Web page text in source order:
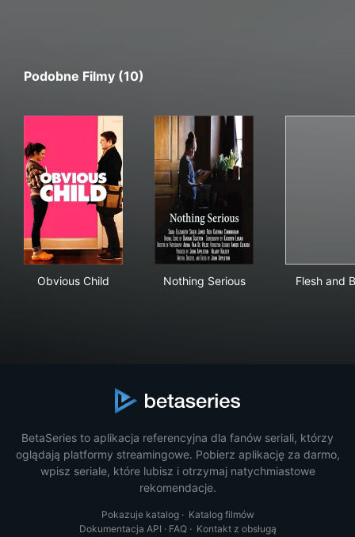
Podobne Filmy (10)
Obvious Child Nothing Serious Flesh and
BetaSeries to aplikacja referencyjna dla fanów seriali, którzy
oglądają platformy streamingowe. Pobierz aplikację za darmo,
wpisz seriale, które lubisz i otrzymaj natychmiastowe
rekomendacje.
Pokazuje katalog· Katalog filmów
Dokumentacja API · FAQ· Kontakt z obsługą